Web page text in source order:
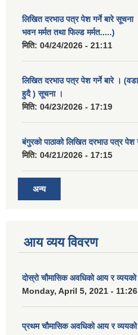
लिखित दरभाउ पत्र पेश गर्ने बारे
भवन मर्मत तथा फिल्ड मर्मत.....)
मिति: 04/24/2026 - 21:11
लिखित दरभाउ पत्र पेश गर्ने बारे ।
हुदै ) सूचना ।
मिति: 04/23/2026 - 17:19
बंगुरको पाठाको लिखित दरभाउ पत्र पेश
मिति: 04/21/2026 - 17:15
अन्य
आय व्यय विवरण
दोस्रो चौमासिक अवधिको आय र व्ययको
Monday, April 5, 2021 - 11:26
प्रथम चौमासिक अवधिको आय र व्ययको